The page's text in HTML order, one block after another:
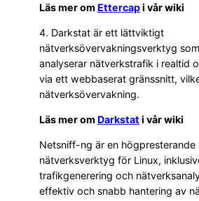
Läs mer omEttercapi vår wiki
4. Darkstat är ett lättviktigt
nätverksövervakningsverktyg
analyserar nätverkstrafik i realtid
via ett webbaserat gränssnitt,
nätverksövervakning.
Läs mer omDarkstat i vår wiki
Netsniff-ng är en högpresterande
nätverksverktyg för Linux,
trafikgenerering och
effektiv och snabb hantering av